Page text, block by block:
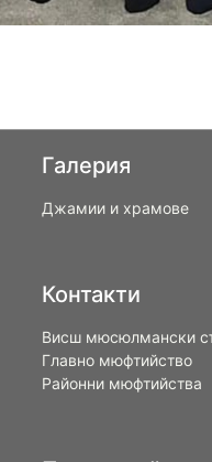
Галерия
Джамии и храмове
Контакти
Висш мюсюлмански
Главно мюфтийство
Районни мюфтийства